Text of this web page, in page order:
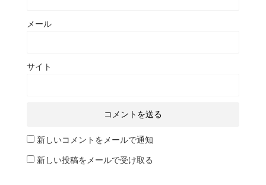
メール
サイト
新しいコメントをメールで通知
新しい投稿をメールで受け取る